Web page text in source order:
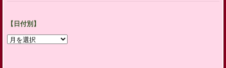
【日付別】
【日